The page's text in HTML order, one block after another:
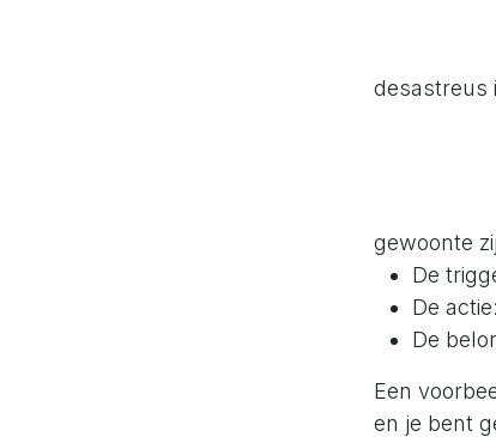
desastreus
gewoonte
De
De
De
Een
en je bent